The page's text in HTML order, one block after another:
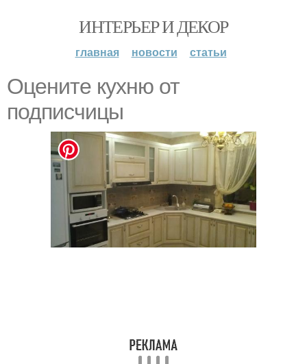
ИНТЕРЬЕР И ДЕКОР
главная новости статьи
Оцените кухню от
подписчицы